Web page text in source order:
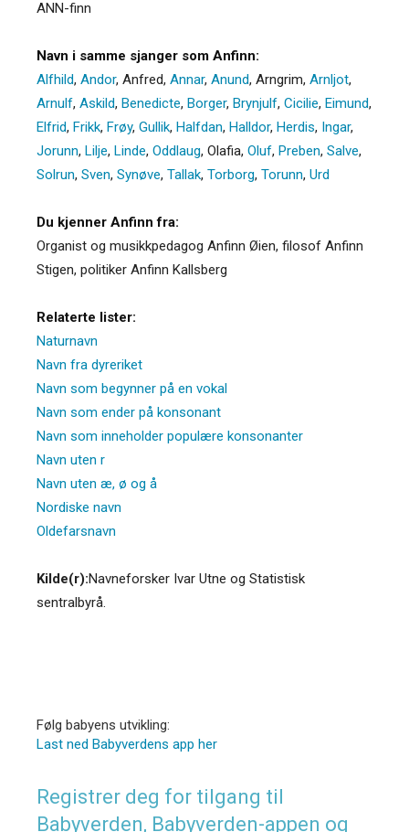
ANN-finn
Navn i samme sjanger som Anfinn:
Alfhild, Andor, Anfred, Annar, Anund, Arngrim, Arnljot,
Arnulf, Askild, Benedicte, Borger, Brynjulf, Cicilie, Eimund,
Elfrid, Frikk, Frøy, Gullik, Halfdan, Halldor, Herdis, Ingar,
Jorunn, Lilje, Linde, Oddlaug, Olafia, Oluf, Preben, Salve,
Solrun, Sven, Synøve, Tallak, Torborg, Torunn, Urd
Du kjenner Anfinn fra:
Organist og musikkpedagog Anfinn Øien, filosof Anfinn
Stigen, politiker Anfinn Kallsberg
Relaterte lister:
Naturnavn
Navn fra dyreriket
Navn som begynner på en vokal
Navn som ender på konsonant
Navn som inneholder populære konsonanter
Navn uten r
Navn uten æ, ø og å
Nordiske navn
Oldefarsnavn
Kilde(r):Navneforsker Ivar Utne og Statistisk
sentralbyrå.
Følg babyens utvikling:
Last ned Babyverdens app her
Registrer deg for tilgang til
Babyverden, Babyverden-appen og